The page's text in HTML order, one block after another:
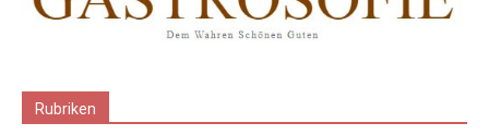
Rubriken